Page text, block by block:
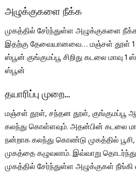
அழுக்குகளை நீக்க
முகத்தில் சேர்ந்துள்ள அழுக்குகளை நீக்க
இதற்கு தேவையானவை… மஞ்சள் தூள் 1
ஸ்பூன் குங்குமப்பூ சிறிது கடலை
ஸ்பூன்
தயாரிப்பு முறை…
மஞ்சள் தூள், சந்தன தூள், குங்குமப்பூ
கலந்து கொள்ளவும். அதன்பின் கடலை
நன்றாக கலந்து கொண்டு முகத்தில் பூசி,
முகத்தை கழுவலாம். இவ்வாறு
முகத்தில் சேர்ந்துள்ள அழுக்குகள் நீங்கி